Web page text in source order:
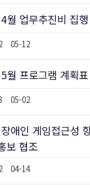
월 업무추진비 집
05-12
월 프로그램 계획
05-02
애인 게임접근성
보 협조
04-14